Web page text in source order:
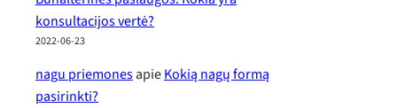
konsultacijos vertė?
2022-06-23
nagu priemonesapieKokią nagų formą
pasirinkti?